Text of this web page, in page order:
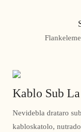
Kablo Sub
Nevidebla drataro
kabloskatolo,